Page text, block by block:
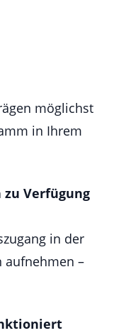
möglichst
in Ihrem
Verfügung
in der
aufnehmen –